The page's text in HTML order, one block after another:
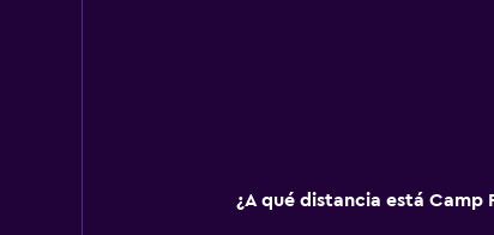
Bodega de esquí
¿A qué distancia está Camp